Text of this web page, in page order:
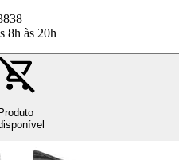
8h às 20h
Produto